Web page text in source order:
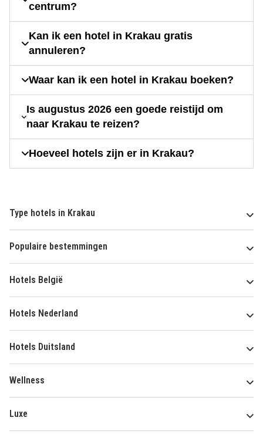
centrum?
Kan ik een hotel in Krakau gratis
annuleren?
Waar kan ik een hotel in Krakau boeken?
Is augustus 2026 een goede reistijd om
naar Krakau te reizen?
Hoeveel hotels zijn er in Krakau?
Type hotels in Krakau
Populaire bestemmingen
Hotels België
Hotels Nederland
Hotels Duitsland
Wellness
Luxe